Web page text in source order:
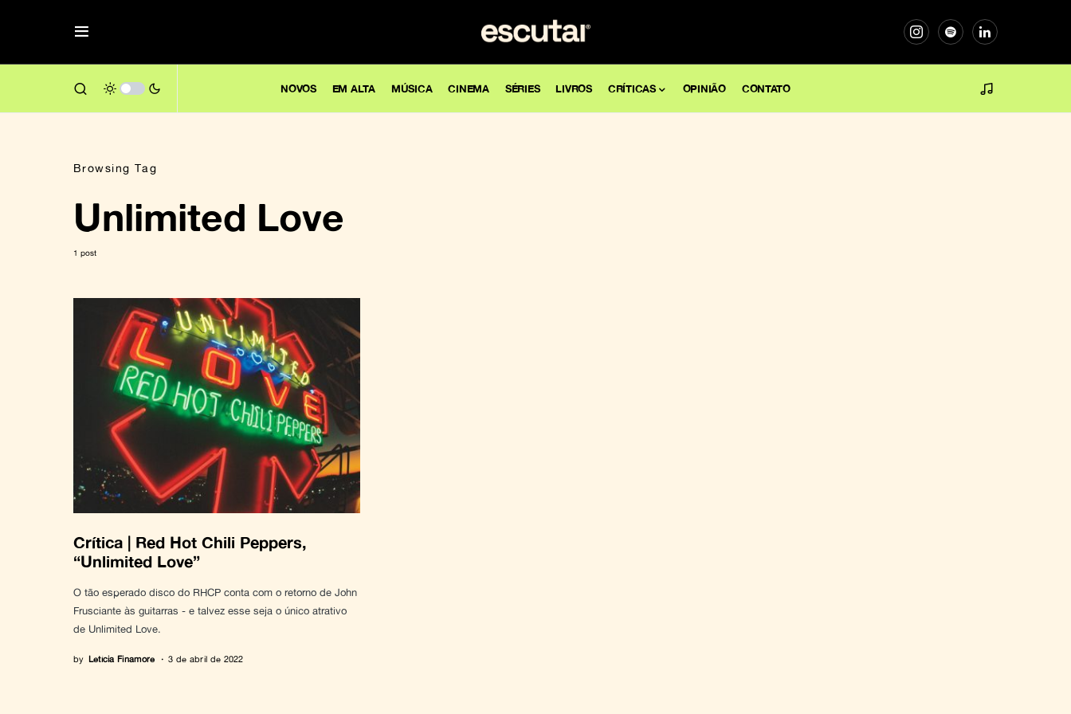
NOVOS EM ALTA MÚSICA CINEMA SÉRIES LIVROS CRÍTICAS OPINIÃO CONTATO
Browsing Tag
Unlimited Love
1 post
Crítica | Red Hot Chili Peppers,
“Unlimited Love”
O tão esperado disco do RHCP conta com o retorno de John
Frusciante às guitarras - e talvez esse seja o único atrativo
de Unlimited Love.
by Letícia Finamore 3 de abril de 2022